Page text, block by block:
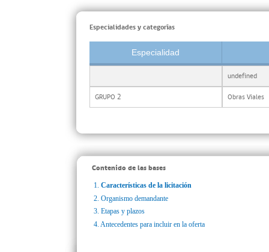
Especialidades y categorías
Especialidad
undefined
GRUPO 2 Obras Viales
Contenido de las bases
1. Características de la licitación
2. Organismo demandante
3. Etapas y plazos
4. Antecedentes para incluir en la oferta